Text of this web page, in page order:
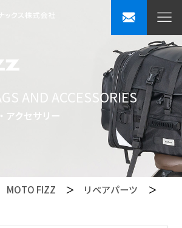
AND ACCESSORIES
アクセサリー
MOTO FIZZ
リペアパーツ